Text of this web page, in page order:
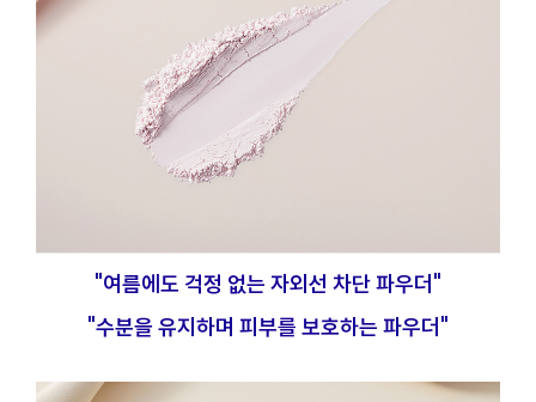
"여름에도 걱정 없는 자외선 차단 파우더"
"수분을 유지하며 피부를 보호하는 파우더"